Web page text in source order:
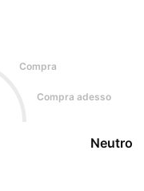
Compra
Compra adesso
Neutro